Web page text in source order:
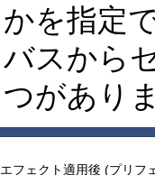
かを指定
バスから
つがあり
エフェクト適用後 (プリフ